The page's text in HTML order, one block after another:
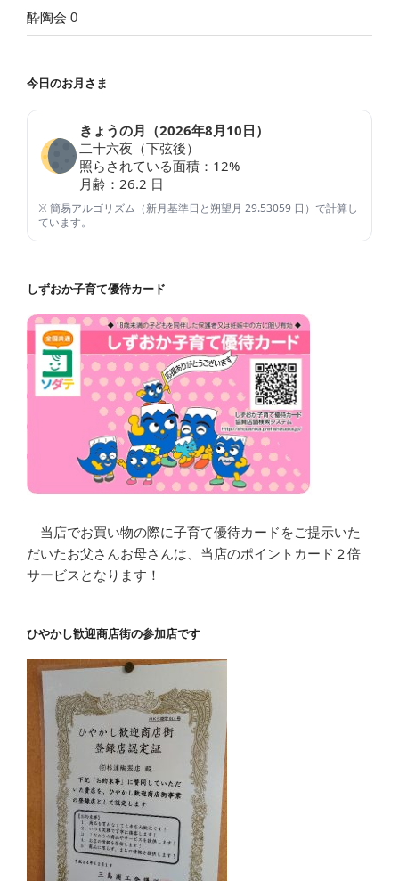
酔陶会 0
今日のお月さま
きょうの月（2026年8月10日 ）
二十六夜（下弦後）
照らされている面積： 12%
月齢： 26.2 日
※ 簡易アルゴリズム（新月基準日と朔望月 29.53059 日）で計算し
ています。
しずおか子育て優待カード
当店でお買い物の際に子育て優待カードをご提示いた
だいたお父さんお母さんは、当店のポイントカード２倍
サービスとなります！
ひやかし歓迎商店街の参加店です